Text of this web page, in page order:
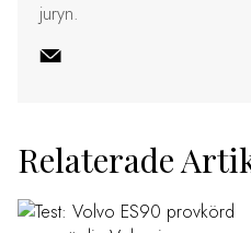
juryn.
Relaterade